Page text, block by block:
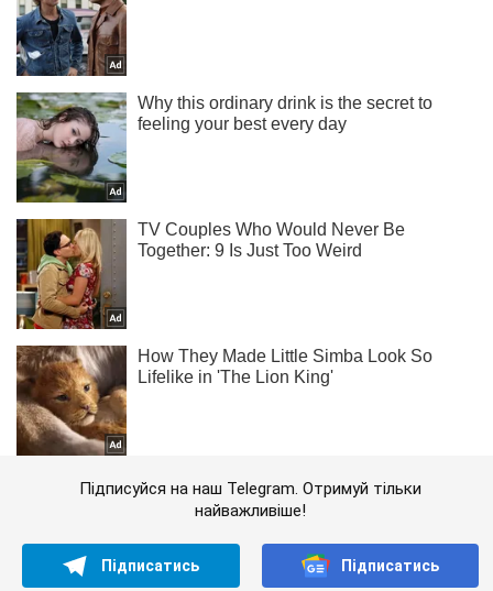
Підписуйся на наш Telegram. Отримуй тільки
найважливіше!
Підписатись Підписатись